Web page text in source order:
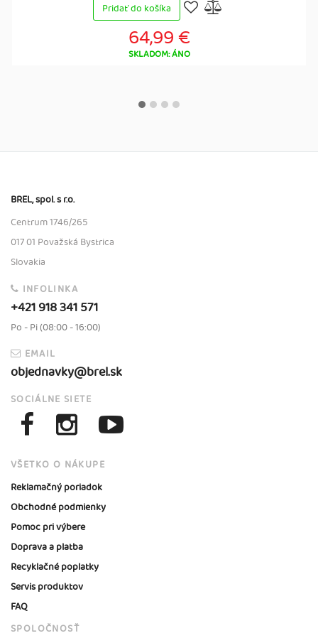
Pridať do košíka
64,99 €
SKLADOM: ÁNO
BREL, spol. s r.o.
Centrum 1746/265
017 01 Považská Bystrica
Slovakia
INFOLINKA
+421 918 341 571
Po - Pi (08:00 - 16:00)
EMAIL
objednavky@brel.sk
SOCIÁLNE SIETE
VŠETKO O NÁKUPE
Reklamačný poriadok
Obchodné podmienky
Pomoc pri výbere
Doprava a platba
Recyklačné poplatky
Servis produktov
FAQ
SPOLOČNOSŤ